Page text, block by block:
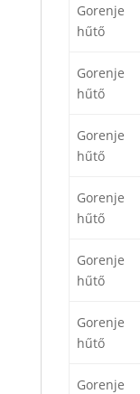
Gorenje
hűtő
Gorenje
hűtő
Gorenje
hűtő
Gorenje
hűtő
Gorenje
hűtő
Gorenje
hűtő
Gorenje